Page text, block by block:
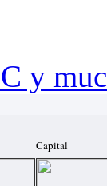
y
Capital